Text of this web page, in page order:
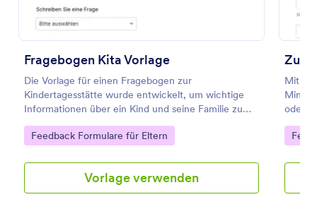
Fragebogen Kita Vorlage
Die Vorlage für einen Fragebogen zur
Kindertagesstätte wurde entwickelt, um wichtige
Informationen über ein Kind und seine Familie zu
sammeln, bevor es sich für ein
Kinderbetreuungsprogramm anmeldet.
Go to Category:
Feedback Formulare für Eltern
Vorlage verwenden
Mit
oder
Go
Vorschau